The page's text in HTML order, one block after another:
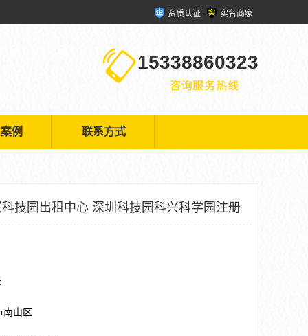
资质认证 实名商家
15338860323
例 联系方式
技园出租中心 深圳科技园科兴科学园注册
南山区